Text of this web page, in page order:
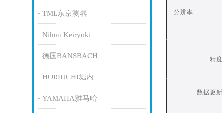
TML东京测器
Nihon Keiryoki
德国BANSBACH
HORIUCHI堀内
YAMAHA雅马哈
分辨率
精
数据更